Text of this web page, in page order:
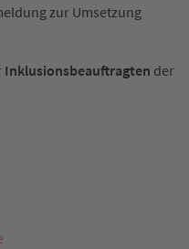
zur Umsetzung
Inklusionsbeauftragten der